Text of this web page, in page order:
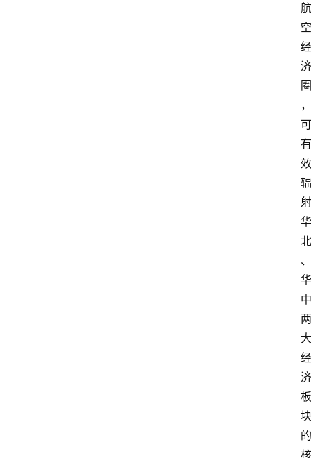
航
空
经
济
圈
，
可
有
效
辐
射
华
北
、
华
中
两
大
经
济
板
块
的
核